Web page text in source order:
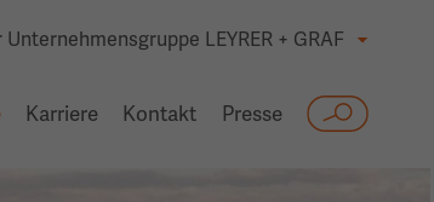
LEYRER + GRAF
Karriere Kontakt Presse Suche